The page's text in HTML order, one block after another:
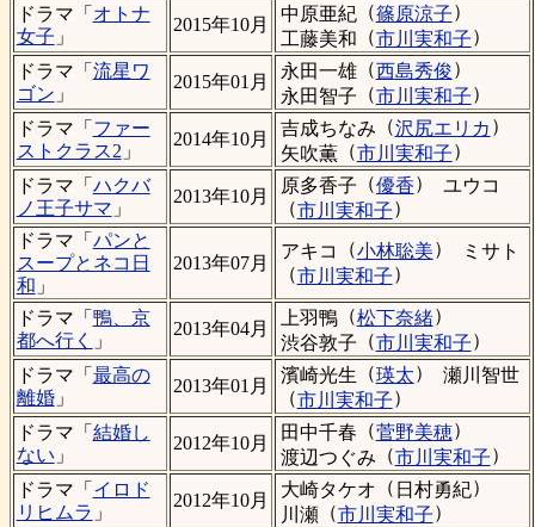
ドラマ「 オトナ
女子 」
2015年10月
中原亜紀 （篠原涼子）
工藤美和 （市川実和子）
ドラマ「 流星ワ
ゴン 」
2015年01月
永田一雄（西島秀俊）
永田智子 （市川実和子）
ドラマ「 ファー
ストクラス2 」
2014年10月
吉成ちなみ （沢尻エリカ ）
矢吹薫（市川実和子）
ドラマ「 ハクバ
ノ王子サマ 」
2013年10月
原多香子 （優香）
ユウコ
（市川実和子）
ドラマ「 パンと
スープとネコ日
和 」
2013年07月
アキコ （小林聡美）
ミサト
（市川実和子）
ドラマ「 鴨、京
都へ行く
」
2013年04月
上羽鴨（松下奈緒）
渋谷敦子 （市川実和子）
ドラマ「 最高の
離婚」
2013年01月
濱崎光生 （瑛太）
瀬川智世
（市川実和子）
ドラマ「 結婚し
ない 」
2012年10月
田中千春 （菅野美穂）
渡辺つぐみ （市川実和子）
ドラマ「 イロド
リヒムラ 」
2012年10月
大崎タケオ （ 日村勇紀）
川瀬（市川実和子）